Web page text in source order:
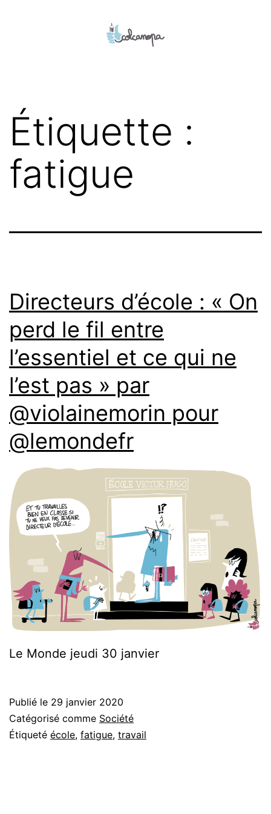
Étiquette :
fatigue
Directeurs d’école : « On
perd le fil entre
l’essentiel et ce qui ne
l’est pas » par
@violainemorin pour
@lemondefr
Le Monde jeudi 30 janvier
Publié le 29 janvier 2020
Catégorisé comme Société
Étiqueté école, fatigue, travail